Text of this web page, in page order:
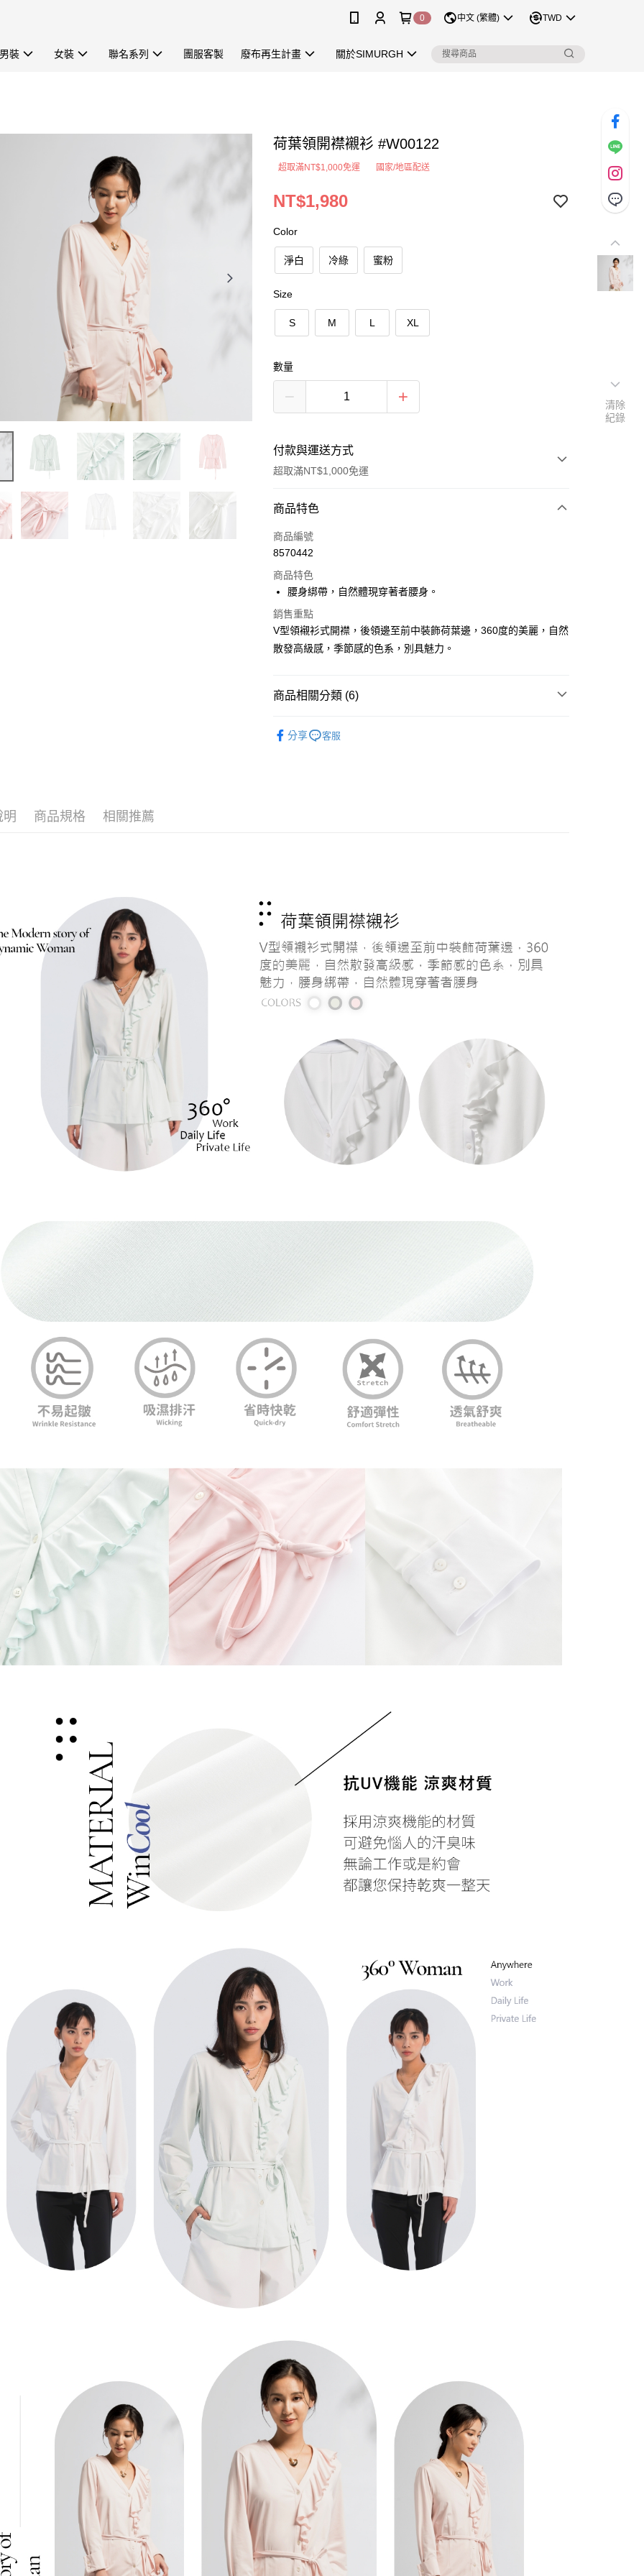
0 中文 (繁體) TWD
男裝 女裝 聯名系列 團服客製 廢布再生計畫 關於SIMURGH
荷葉領開襟襯衫 #W00122
超取滿NT$1,000免運 國家/地區配送
NT$1,980
Color
淨白 冷綠 蜜粉
Size
S M L XL
數量
付款與運送方式
超取滿NT$1,000免運
付款方式
信用卡一次付款
LINE Pay
Apple Pay
ATM付款
運送方式
每筆NT$60，滿NT$1,000(含以上)免運費
宅配
每筆NT$120，滿NT$1,000(含以上)免運費
離島宅配
國家/地區配送
商品特色
商品編號
8570442
商品特色
腰身綁帶，自然體現穿著者腰身。
銷售重點
V型領襯衫式開襟，後領邊至前中裝飾荷葉邊，360度的美麗，自然
散發高級感，季節感的色系，別具魅力。
商品相關分類 (6)
分享 客服
明 商品規格 相關推薦
清除
紀錄